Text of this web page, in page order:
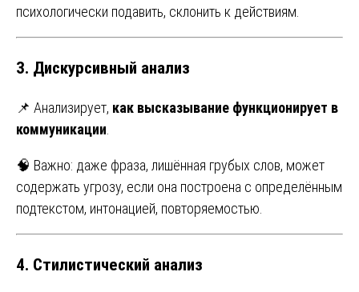
психологически подавить, склонить к действиям.
3. Дискурсивный анализ
📌 Анализирует, как высказывание функционирует в
коммуникации
🧠 Важно: даже фраза, лишённая грубых слов, может
содержать угрозу, если она построена с определённым
подтекстом, интонацией, повторяемостью.
4. Стилистический анализ